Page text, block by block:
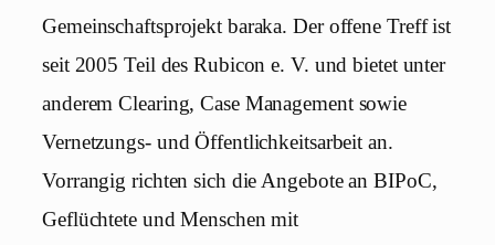
Gemeinschaftsprojekt baraka. Der offene Treff ist
seit 2005 Teil des Rubicon e. V. und bietet unter
anderem Clearing, Case Management sowie
Vernetzungs- und Öffentlichkeitsarbeit an.
Vorrangig richten sich die Angebote an BIPoC,
Geflüchtete und Menschen mit